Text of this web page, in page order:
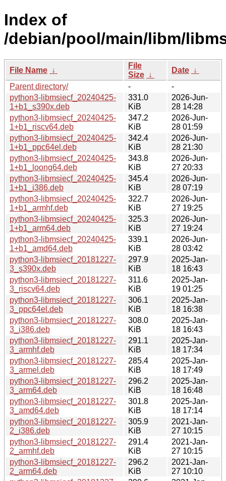
Index of
/debian/pool/main/libm/
File Name ↓
File
Size ↓
Date ↓
Parent directory/
-
-
python3-libmsiecf_20240425-
1+b1_s390x.deb
331.0
KiB
2026-Jun-
28 14:28
python3-libmsiecf_20240425-
1+b1_riscv64.deb
347.2
KiB
2026-Jun-
28 01:59
python3-libmsiecf_20240425-
1+b1_ppc64el.deb
342.4
KiB
2026-Jun-
28 21:30
python3-libmsiecf_20240425-
1+b1_loong64.deb
343.8
KiB
2026-Jun-
27 20:33
python3-libmsiecf_20240425-
1+b1_i386.deb
345.4
KiB
2026-Jun-
28 07:19
python3-libmsiecf_20240425-
1+b1_armhf.deb
322.7
KiB
2026-Jun-
27 19:25
python3-libmsiecf_20240425-
1+b1_arm64.deb
325.3
KiB
2026-Jun-
27 19:24
python3-libmsiecf_20240425-
1+b1_amd64.deb
339.1
KiB
2026-Jun-
28 03:42
python3-libmsiecf_20181227-
3_s390x.deb
297.9
KiB
2025-Jan-
18 16:43
python3-libmsiecf_20181227-
3_riscv64.deb
311.6
KiB
2025-Jan-
19 01:25
python3-libmsiecf_20181227-
3_ppc64el.deb
306.1
KiB
2025-Jan-
18 16:38
python3-libmsiecf_20181227-
3_i386.deb
308.0
KiB
2025-Jan-
18 16:43
python3-libmsiecf_20181227-
3_armhf.deb
291.1
KiB
2025-Jan-
18 17:34
python3-libmsiecf_20181227-
3_armel.deb
285.4
KiB
2025-Jan-
18 17:49
python3-libmsiecf_20181227-
3_arm64.deb
296.2
KiB
2025-Jan-
18 16:48
python3-libmsiecf_20181227-
3_amd64.deb
301.8
KiB
2025-Jan-
18 17:14
python3-libmsiecf_20181227-
2_i386.deb
305.9
KiB
2021-Jan-
27 10:15
python3-libmsiecf_20181227-
2_armhf.deb
291.4
KiB
2021-Jan-
27 10:15
python3-libmsiecf_20181227-
2_arm64.deb
296.2
KiB
2021-Jan-
27 10:10